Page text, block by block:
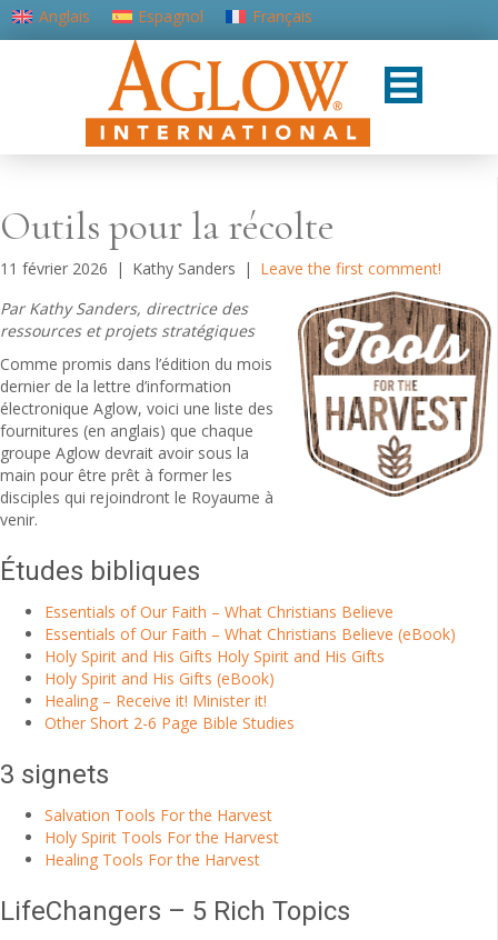
Anglais Espagnol
Français
Portugais - du Portugal
Outils pour la récolte
11 février 2026 | Kathy Sanders | Leave the first comment!
Par Kathy Sanders, directrice des
ressources et projets stratégiques
Comme promis dans l’édition du mois
dernier de la lettre d’information
électronique Aglow, voici une liste des
fournitures (en anglais) que chaque
groupe Aglow devrait avoir sous la
main pour être prêt à former les
disciples qui rejoindront le Royaume à
venir.
Études bibliques
Essentials of Our Faith – What Christians Believe
Essentials of Our Faith – What Christians Believe (eBook)
Holy Spirit and His Gifts Holy Spirit and His Gifts
Holy Spirit and His Gifts (eBook)
Healing – Receive it! Minister it!
Other Short 2-6 Page Bible Studies
3 signets
Salvation Tools For the Harvest
Holy Spirit Tools For the Harvest
Healing Tools For the Harvest
LifeChangers – 5 Rich Topics